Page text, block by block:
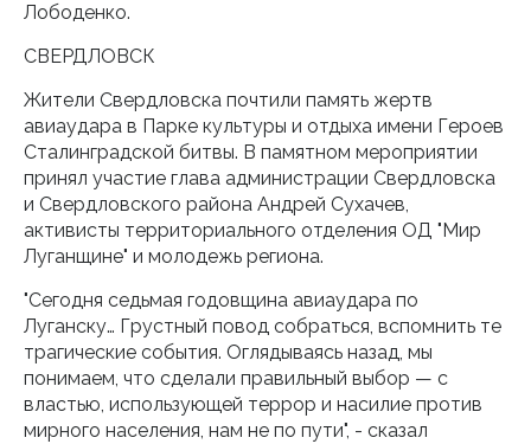
Лободенко.
СВЕРДЛОВСК
Жители Свердловска почтили память жертв
авиаудара в Парке культуры и отдыха имени Героев
Сталинградской битвы. В памятном мероприятии
принял участие глава администрации Свердловска
и Свердловского района Андрей Сухачев,
активисты территориального отделения ОД "Мир
Луганщине" и молодежь региона.
"Сегодня седьмая годовщина авиаудара по
Луганску… Грустный повод собраться, вспомнить те
трагические события. Оглядываясь назад, мы
понимаем, что сделали правильный выбор — с
властью, использующей террор и насилие против
мирного населения, нам не по пути", - сказал